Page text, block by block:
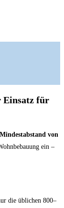
Einsatz für
Mindestabstand von
ein –
die üblichen 800–